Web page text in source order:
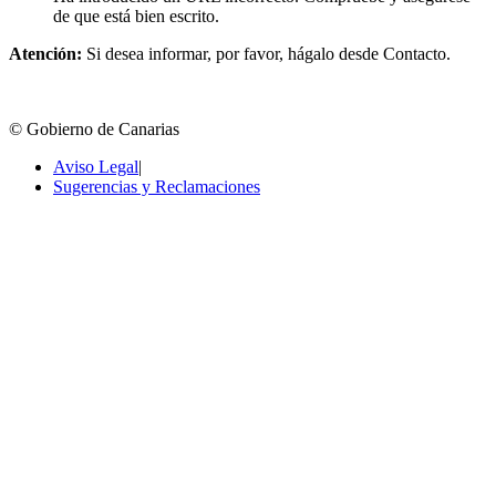
de que está bien escrito.
Atención: Si desea informar, por favor, hágalo desde Contacto.
© Gobierno de Canarias
Aviso Legal|
Sugerencias y Reclamaciones